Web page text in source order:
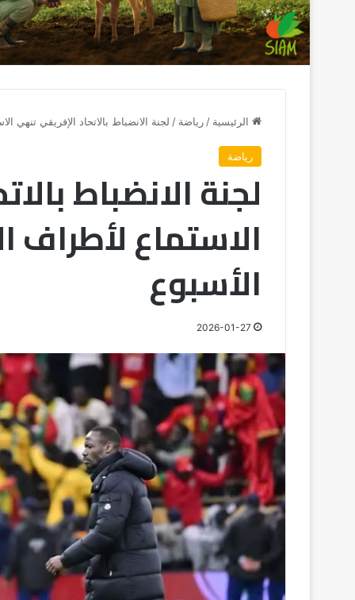
الرئيسية / رياضة / لجنة الانضباط بالاتحاد الإفريقي تنهي
رياضة
لجنة الانضباط
الاستماع لأطراف
الأسبوع
2026-01-27